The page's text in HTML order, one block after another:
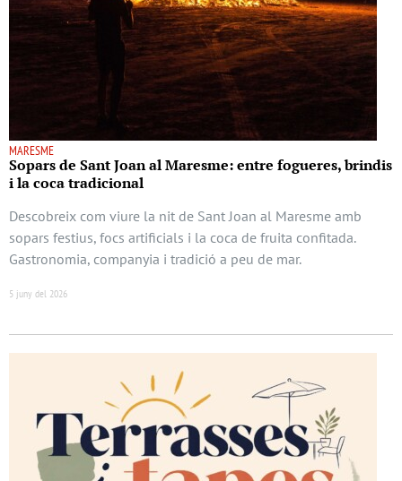
MARESME
Sopars de Sant Joan al Maresme: entre fogueres, brindis
i la coca tradicional
Descobreix com viure la nit de Sant Joan al Maresme amb
sopars festius, focs artificials i la coca de fruita confitada.
Gastronomia, companyia i tradició a peu de mar.
5 juny del 2026